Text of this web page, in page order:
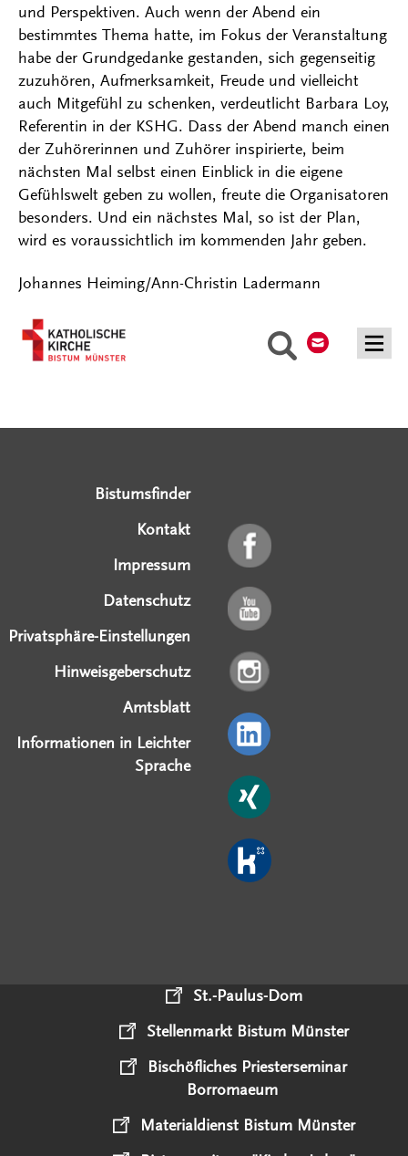
Suche
und Perspektiven. Auch wenn der Abend ein
bestimmtes Thema hatte, im Fokus der Veranstaltung
habe der Grundgedanke gestanden, sich gegenseitig
zuzuhören, Aufmerksamkeit, Freude und vielleicht
auch Mitgefühl zu schenken, verdeutlicht Barbara Loy,
Referentin in der KSHG. Dass der Abend manch einen
der Zuhörerinnen und Zuhörer inspirierte, beim
nächsten Mal selbst einen Einblick in die eigene
Gefühlswelt geben zu wollen, freute die Organisatoren
besonders. Und ein nächstes Mal, so ist der Plan,
wird es voraussichtlich im kommenden Jahr geben.
Johannes Heiming/Ann-Christin Ladermann
Bistumsfinder
Kontakt
Impressum
Datenschutz
Privatsphäre-Einstellungen
Hinweisgeberschutz
Amtsblatt
Informationen in Leichter
Sprache
St.-Paulus-Dom
Stellenmarkt Bistum Münster
Bischöfliches Priesterseminar
Borromaeum
Materialdienst Bistum Münster